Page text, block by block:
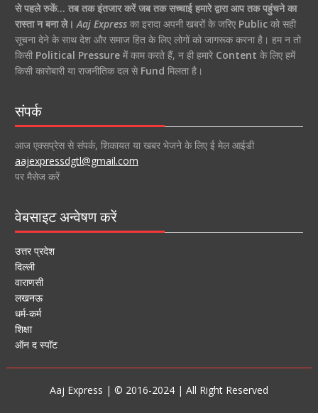
से पहले रुकें… तब तक इंतजार करें जब तक सच्चाई हमारे द्वारा आप तक पहुंचने का
रास्ता न बना ले। Aaj Expressका इरादा अपनी खबरों के जरिए Publicको सही
सूचना देने के साथ देश और समाज हित के लिए लोगों को जागरूक करना है। हम न तो
किसी Political Pressureमें काम करते हैं, न ही हमारे Content के लिए हमें
किसी कारोबारी या राजनीतिक दल से Fund मिलता है।
संपर्क
आज एक्सप्रेस से संपर्क, शिकायत या खबर भेजने के लिए ई मेल आईडी
aajexpressdgtl@gmail.com
पर मैसेज करें
वेबसाइट अन्वेषण करें
उत्तर प्रदेश
दिल्ली
वाराणसी
लखनऊ
धर्म-कर्म
शिक्षा
ऑन द स्पॉट
Aaj Express | © 2016-2024 | All Right Reserved